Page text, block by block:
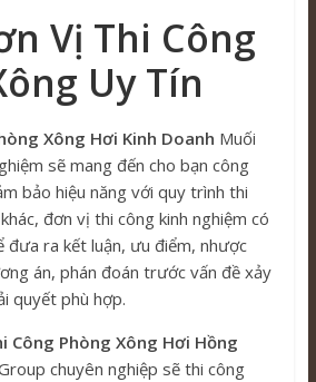
Vị Thi Công
Uy Tín
Xông Hơi Kinh Doanh Muối
sẽ mang đến cho bạn công
bảo hiệu năng với quy trình thi
đơn vị thi công kinh nghiệm có
đưa ra kết luận, ưu điểm, nhược
án, phán đoán trước vấn đề xảy
quyết phù hợp.
Công Phòng Xông Hơi Hồng
chuyên nghiệp sẽ thi công